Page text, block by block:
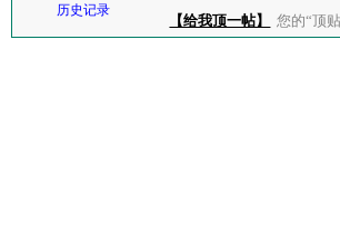
历史记录
【给我顶一帖】 您的“顶